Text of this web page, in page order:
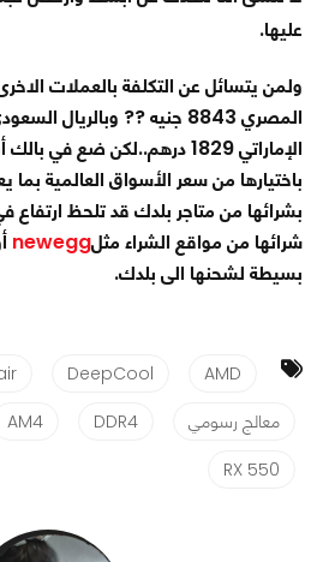
عليها.
ولمن يتسائل عن التكلفة بالعملات
الإماراتي 1829 درهم
..لكن ضع في بالك
باختيارها من سعر الأسواق العالمية
بشرائها من متاجر بلدك قد تلحظ
شرائها من مواقع الشراء مثلnewegg
بسيطة لشحنها الى بلدك.
AMD
DeepCool
معالج رسومي
DDR4
AM4
RX 550